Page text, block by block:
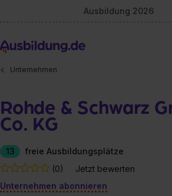
Ausbildung 2026
Unternehmen
Rohde & Schwarz
Co. KG
13
freie Ausbildungsplätze
(0)
Jetzt bewerten
Unternehmen abonnieren